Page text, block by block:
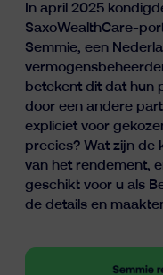
Inzichten
nl en
In april 2025
SaxoWealthCare-
Semmie, een
betekent dit dat hun
door een andere
expliciet voor
precies? Wat zijn de
van het rendement,
geschikt voor u als
de details en